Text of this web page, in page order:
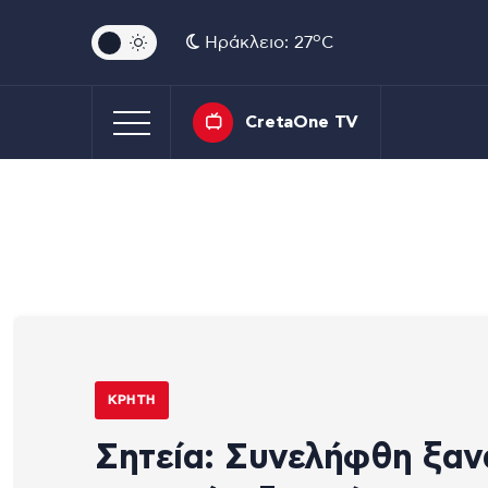
Ηράκλειο: 27oC
CretaOne TV
ΚΡΉΤΗ
Σητεία: Συνελήφθη